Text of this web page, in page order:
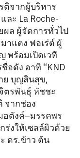
ติจากผู้บริหาร
ละ La Roche-
ผล ผู้จัดการทั่วไป
าแตง ฟอเร่ต์ ผู้
พร้อมเปิดเวที
อดัง อาทิ “KND
ย บุญสินสุข,
ตรพันธุ์ หัชชะ
จากช่อง
มอตังค์–มรรคพร
ร่งให้เซลล์ผิวด้วย
ดร.ข้าว ต้น